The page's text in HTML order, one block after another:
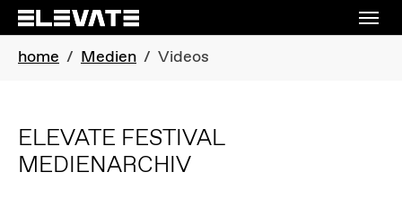
Skip to main navigation
Skip to main content
Skip to page footer
You are here:
home Medien Videos
ELEVATE FESTIVAL
MEDIENARCHIV